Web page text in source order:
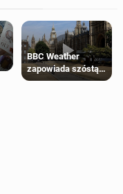
BBC Weather
zapowiada szóstą
falę upałów w